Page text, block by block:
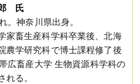
氏
。神奈川県出身。
家畜生産科学科卒業後、北海
農学研究科で博士課程修了後
広畜産大学 生物資源科学科の
れる。